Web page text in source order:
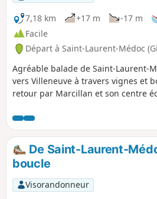
culture intensive du peuplier.
7,18 km
+17 m -17 m
Facile
Départ à Saint-Laurent-Médoc
Agréable balade de Saint-Laurent-
vers Villeneuve à travers vignes et
retour par Marcillan et son centre
plat est favorable à un parcours
offre des paysages variés et
un bâti traditionnel bien mis en
De Saint-Laurent-
boucle
Visorandonneur